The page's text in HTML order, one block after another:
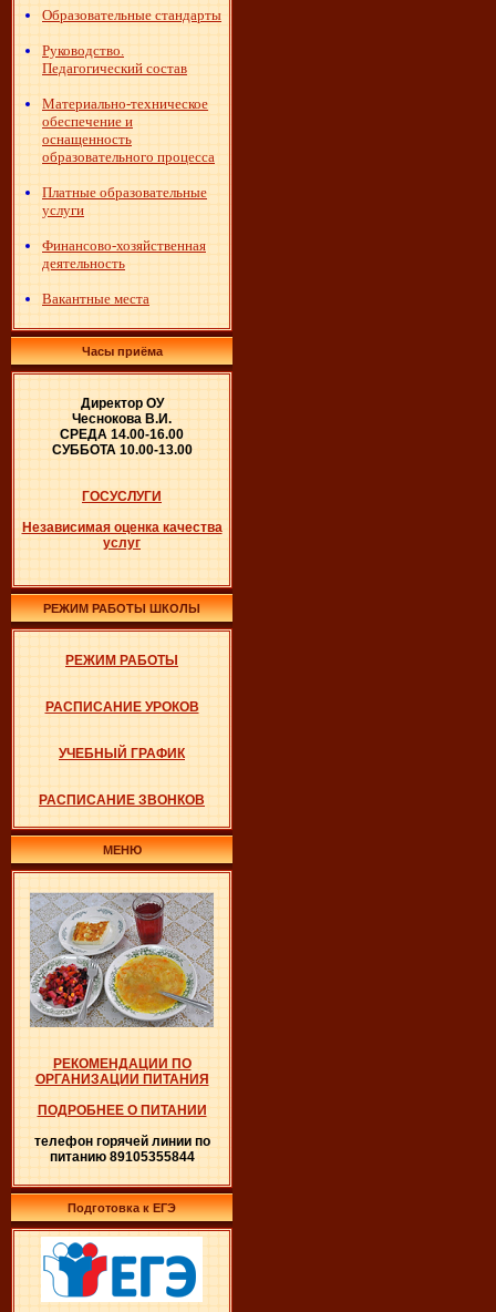
Образовательные стандарты
Руководство.
Педагогический состав
Материально-техническое
обеспечение и
оснащенность
образовательного процесса
Платные образовательные
услуги
Финансово-хозяйственная
деятельность
Вакантные места
Часы приёма
Директор ОУ
Чеснокова В.И.
СРЕДА 14.00-16.00
СУББОТА 10.00-13.00
ГОСУСЛУГИ
Независимая оценка качества
услуг
РЕЖИМ РАБОТЫ ШКОЛЫ
РЕЖИМ РАБОТЫ
РАСПИСАНИЕ УРОКОВ
УЧЕБНЫЙ ГРАФИК
РАСПИСАНИЕ ЗВОНКОВ
МЕНЮ
РЕКОМЕНДАЦИИ ПО
ОРГАНИЗАЦИИ ПИТАНИЯ
ПОДРОБНЕЕ О ПИТАНИИ
телефон горячей линии по
питанию 89105355844
Подготовка к ЕГЭ